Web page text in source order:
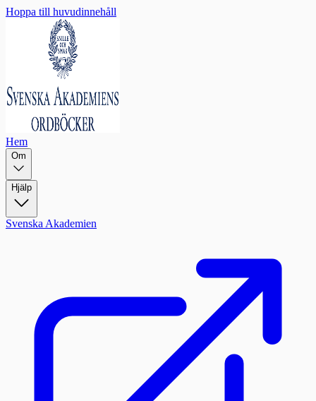
Hoppa till huvudinnehåll
Hem
Om
Hjälp
Svenska Akademien